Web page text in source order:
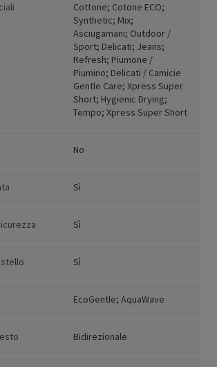
Cottone; Cotone ECO;
Synthetic; Mix;
Asciugamani; Outdoor /
Sport; Delicati; Jeans;
Refresh; Piumone /
Piumino; Delicati / Camicie
Gentle Care; Xpress Super
Short; Hygienic Drying;
Tempo; Xpress Super Short
No
Sì
Sì
Sì
EcoGentle; AquaWave
Bidirezionale